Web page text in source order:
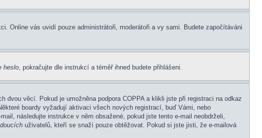
Online vás uvidí pouze administrátoři, moderátoři a vy sami. Budete započítáváni
heslo, pokračujte dle instrukcí a téměř ihned budete přihlášeni.
dvou věcí. Pokud je umožněna podpora COPPA a klikli jste při registraci na odkaz
boardy vyžadují aktivaci všech nových registrací, buď Vámi, nebo
následujte instrukce v něm obsažené, pokud jste tento e-mail neobdrželi,
uživatelů, kteří se snaží pouze obtěžovat. Pokud si jste jisti, že e-mailová